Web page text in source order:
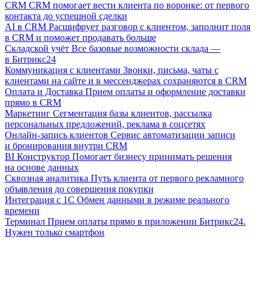
CRM CRM помогает вести клиента по воронке: от первого
контакта до успешной сделки
AI в CRM Расшифрует разговор с клиентом, заполнит поля
в CRM и поможет продавать больше
Складской учёт Все базовые возможности склада —
в Битрикс24
Коммуникация с клиентами Звонки, письма, чаты с
клиентами на сайте и в мессенджерах сохраняются в CRM
Оплата и Доставка Прием оплаты и оформление доставки
прямо в CRM
Маркетинг Сегментация базы клиентов, рассылка
персональных предложений, реклама в соцсетях
Онлайн-запись клиентов Сервис автоматизации записи
и бронирования внутри CRM
BI Конструктор Помогает бизнесу принимать решения
на основе данных
Сквозная аналитика Путь клиента от первого рекламного
объявления до совершения покупки
Интеграция с 1С Обмен данными в режиме реального
времени
Терминал Прием оплаты прямо в приложении Битрикс24.
Нужен только смартфон